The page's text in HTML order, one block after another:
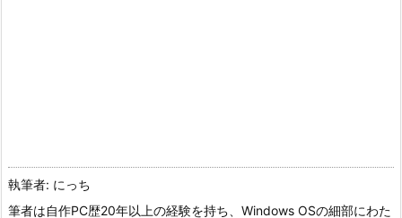
執筆者: にっち
筆者は自作PC歴20年以上の経験を持ち、Windows OSの細部にわた